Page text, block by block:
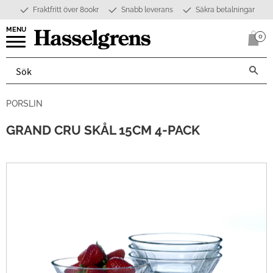
Meny
Fraktfritt över 800kr Snabb leverans Säkra betalningar
0
PORSLIN
GRAND CRU SKÅL 15CM 4-PACK